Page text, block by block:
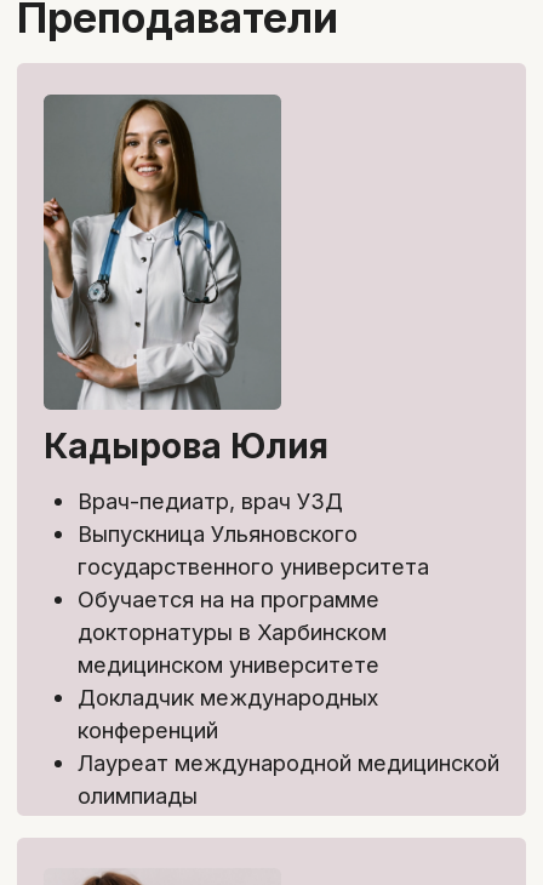
Александра Кафарова
Врач дерматолог, педиатр
Кандидат медицинских наук
Доцент кафедры педиатрии
Докладчик научных российских и
международных конференций
Член общества детских дерматологов
Автор более 22 научных работ,
посвящённых проблемам детской
дерматологии
здравоохранения и общественное
здоровье"
Магистратура по программе